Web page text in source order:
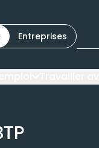
Entreprises